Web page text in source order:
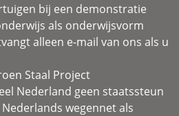
bij een demonstratie
als onderwijsvorm
alleen e-mail van ons als u
Staal Project
Nederland geen staatssteun
wegennet als